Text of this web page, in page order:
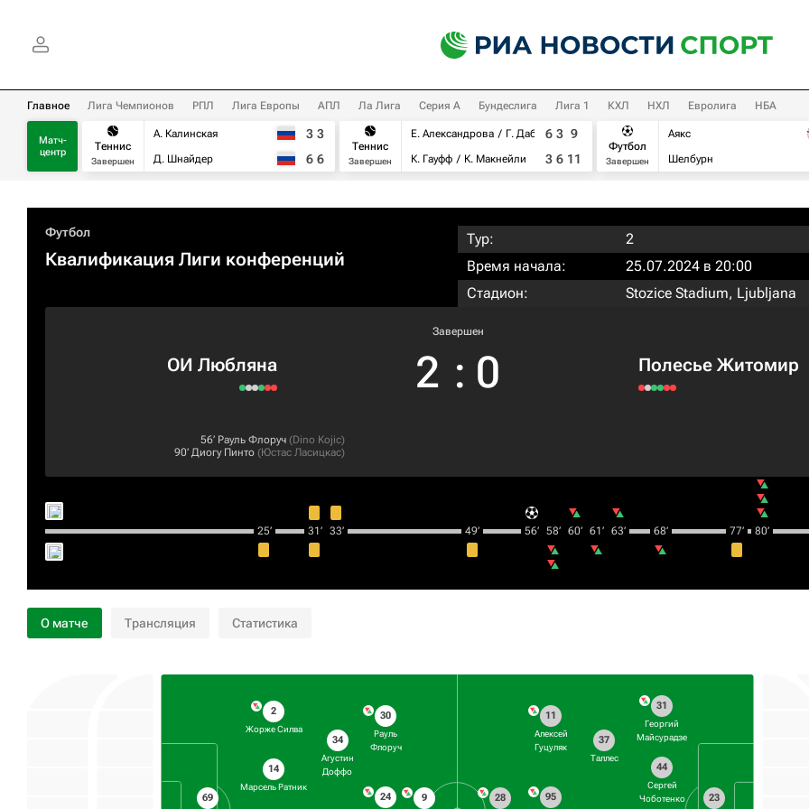
Главное Лига Чемпионов РПЛ Лига Европы АПЛ Ла Лига Серия А Бундеслига Лига 1 КХЛ НХЛ Евролига НБА
Матч-
центр
Теннис
Завершен
А. Калинская
Д. Шнайдер
3 3
6 6
Теннис
Завершен
Е. Александрова
Г. Дабровски
К. Гауфф
К. Макнейли
6 3 9
3 6 11
Футбол
Завершен
Аякс
Шелбурн
Футбол
Квалификация Лиги конференций
Тур:
2
Время начала:
25.07.2024 в 20:00
Стадион:
Stozice Stadium, Ljubljana
ОИ Любляна
Завершен
2 : 0 Полесье Житомир
56‎’‎ Рауль Флоруч (Dino Kojic)
90‎’‎ Диогу Пинто (Юстас Ласицкас)
25‎’‎ 31‎’‎ 33‎’‎ 49‎’‎ 56‎’‎ 58‎’‎ 60‎’‎ 61‎’‎ 63‎’‎ 68‎’‎ 77‎’‎ 80‎’‎
О матче Трансляция Статистика
69
2
Жорже Силва
14
Марсель Ратник
34
Агустин
Доффо
30
Рауль
Флоруч
24 9 23
31
Георгий
Майсурадзе
44
Сергей
Чоботенко
37
Таллес
11
Алексей
Гуцуляк
95
28